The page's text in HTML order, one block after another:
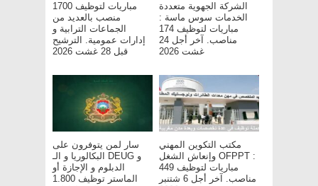
مباريات لتوظيف 1700
منصب بالعديد من
الجماعات الترابية و
إدارات عمومية. الترشيح
قبل 28 غشت 2026
الشركة الجهوية متعددة
الخدمات سوس ماسة :
مباريات لتوظيف 174
مناصب. آخر أجل 24
غشت 2026
سار لمن يتوفرون على
البكالوريا و الـ DEUG و
الدبلوم و الإجازة أو
الماستر توظيف 1.800
مكتب التكوين المهني
وإنعاش الشغل OFPPT :
مباريات لتوظيف 449
مناصب. آخر أجل 6 شتنبر